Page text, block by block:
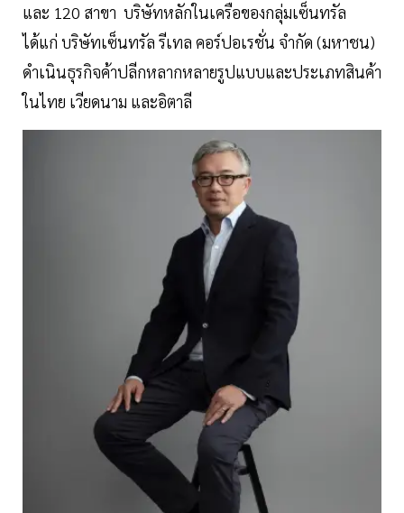
และ 120 สาขา บริษัทหลักในเครือของกลุ่มเซ็นทรัล
ได้แก่ บริษัทเซ็นทรัล รีเทล คอร์ปอเรชั่น จำกัด (มหาชน)
ดำเนินธุรกิจค้าปลีกหลากหลายรูปแบบและประเภทสินค้า
ในไทย เวียดนาม และอิตาลี